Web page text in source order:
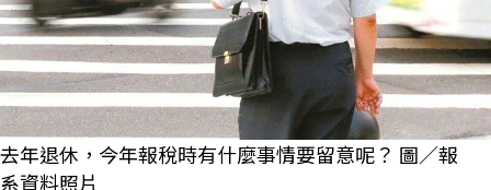
去年退休，今年報稅時有什麼事情要留意呢？ 圖／報
系資料照片